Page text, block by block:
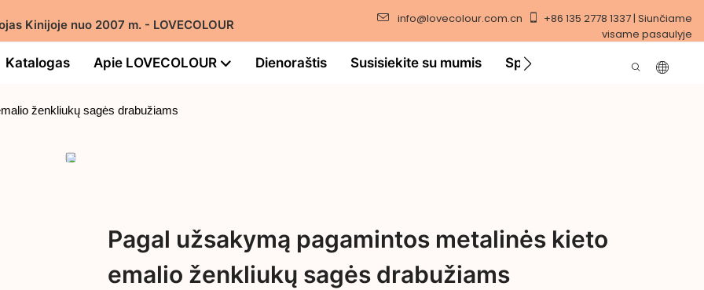
Kinijoje nuo 2007 m. - LOVECOLOUR info@lovecolour.com.cn
+86 135 2778 1337 | Siunčiame
visame pasaulyje
Katalogas Apie LOVECOLOUR Dienoraštis Susisiekite su mumis Sprendimas Vaizdo
ženkliukų sagės drabužiams
Pagal užsakymą pagamintos metalinės kieto
emalio ženkliukų sagės drabužiams